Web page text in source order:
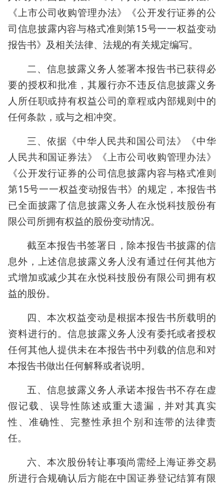
《上市公司收购管理办法》《公开发行证券的公
司信息披露内容与格式准则第15号一一权益变动
报告书》及相关法律、法规的有关规定编写。
二、信息披露义务人签署本报告书已获得必
要的授权和批准，其履行亦不违反信息披露义务
人所任职或持有权益公司的章程或内部规则中的
任何条款，或与之相冲突。
三、依据《中华人民共和国公司法》《中华
人民共和国证券法》《上市公司收购管理办法》
《公开发行证券的公司信息披露内容与格式准则
第15号一一权益变动报告书》的规定，本报告书
已全面披露了信息披露义务人在永悦科技股份有
限公司所拥有权益的股份变动情况。
截至本报告书签署日，除本报告书披露的信
息外，上述信息披露义务人没有通过任何其他方
式增加或减少其在永悦科技股份有限公司拥有权
益的股份。
四、本次权益变动是根据本报告书所载明的
资料进行的。信息披露义务人没有委托或者授权
任何其他人提供未在本报告书中列载的信息和对
本报告书做出任何解释或者说明。
五、信息披露义务人承诺本报告书不存在虚
假记载、误导性陈述或重大遗漏，并对其真实
性、准确性、完整性承担个别和连带的法律责
任。
六、本次股份转让事项尚需经上海证券交易
所进行合规确认后方能在中国证券登记结算有限